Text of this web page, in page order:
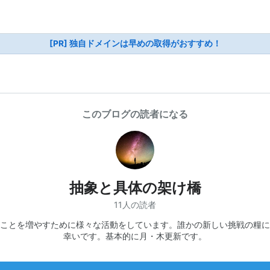
[PR] 独自ドメインは早めの取得がおすすめ！
このブログの読者になる
抽象と具体の架け橋
11人の読者
とを増やすために様々な活動をしています。誰かの新しい挑戦の糧
幸いです。基本的に月・木更新です。